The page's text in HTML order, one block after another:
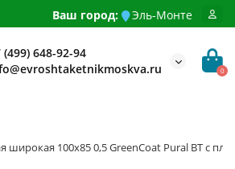
Ваш город: Эль-Монте
(499) 648-92-94
0
широкая 100х85 0,5 GreenCoat Pural BT с